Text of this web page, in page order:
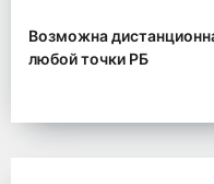
Возможна
любой точки РБ